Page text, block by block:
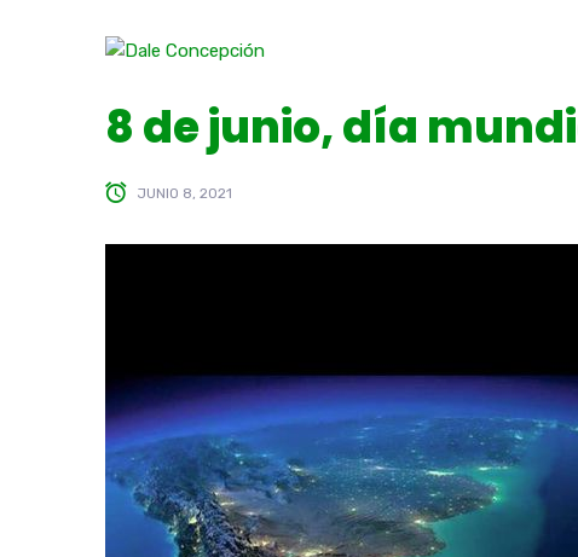
8 de junio, día
JUNIO 8, 2021